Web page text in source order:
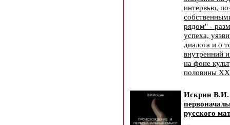
интервью,
рядом" -
успеха,
диалога и о
внутренний
на фоне
половины
Искрин В.И.
русского